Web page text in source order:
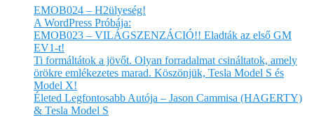
EMOB024 – H2ülyeség!
A WordPress Próbája:
EMOB023 – VILÁGSZENZÁCIÓ!! Eladták az első GM
EV1-t!
Ti formáltátok a jövőt. Olyan forradalmat csináltatok, amely
örökre emlékezetes marad. Köszönjük, Tesla Model S és
Model X!
Életed Legfontosabb Autója – Jason Cammisa (HAGERTY)
& Tesla Model S